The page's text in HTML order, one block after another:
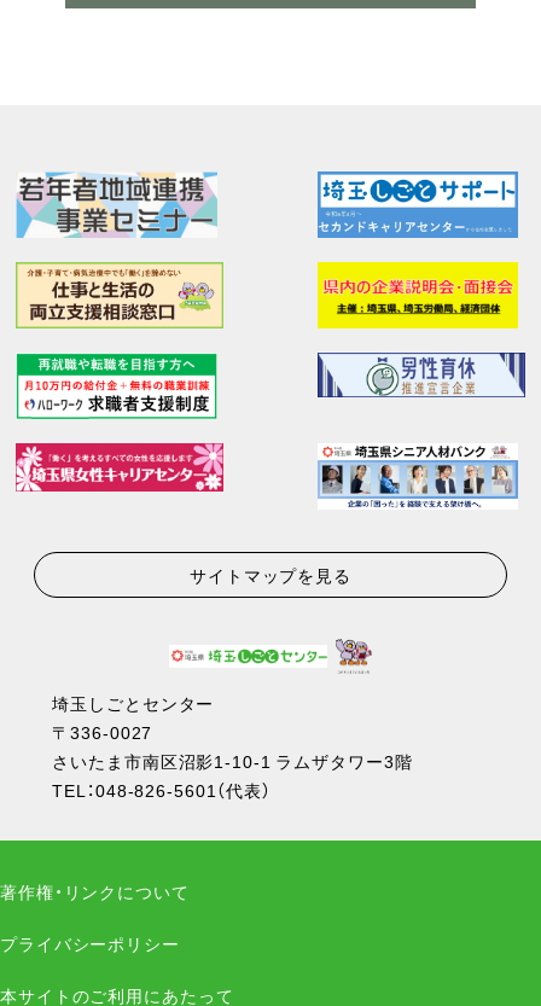
サイトマップを見る
埼玉しごとセンター
〒336-0027
さいたま市南区沼影1-10-1 ラムザタワー3階
TEL：048-826-5601（代表）
著作権・リンクについて
プライバシーポリシー
本サイトのご利用にあたって